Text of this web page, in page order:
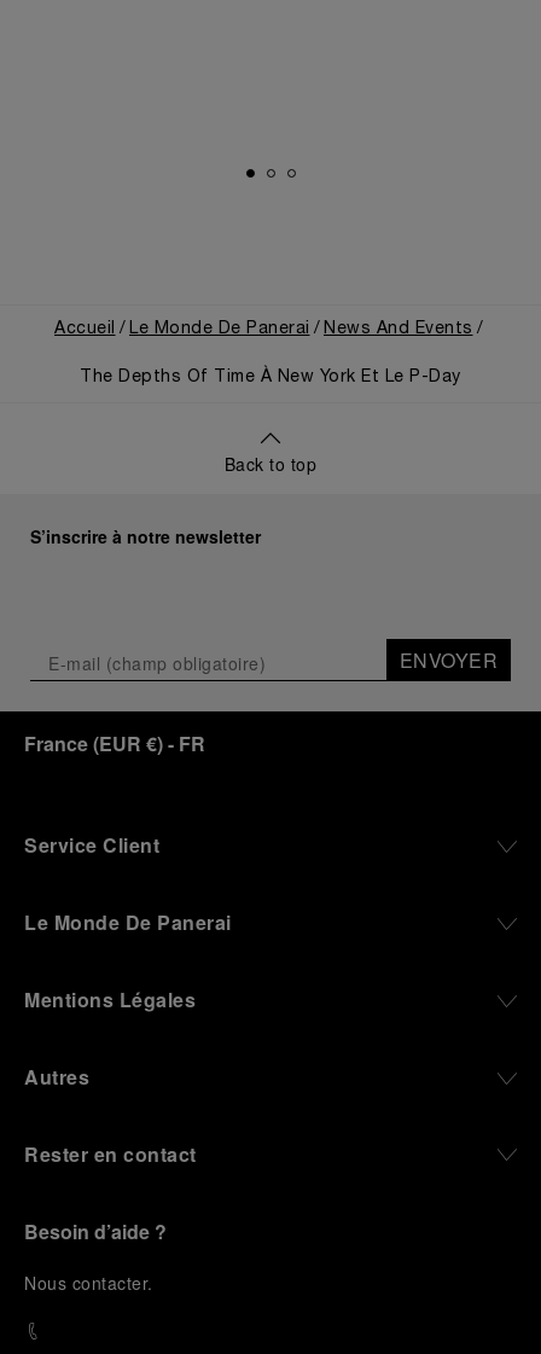
Accueil Le Monde De Panerai News And Events
The Depths Of Time À New York Et Le P-Day
Back to top
S’inscrire à notre newsletter
ENVOYER
France(EUR €)- FR
Service Client
Le Monde De Panerai
Mentions Légales
Autres
Rester en contact
Besoin d’aide ?
Nous contacter.